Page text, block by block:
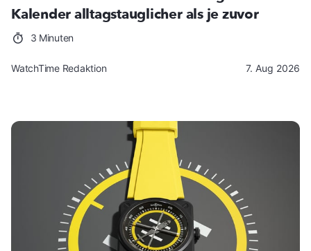
Kalender alltagstauglicher als je zuvor
3 Minuten
WatchTime Redaktion 7. Aug 2026